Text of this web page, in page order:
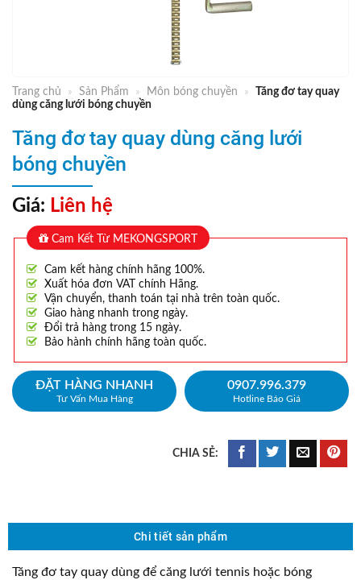
Trang chủ » Sản Phẩm » Môn bóng chuyền »
Tăng đơ tay quay
dùng căng lưới bóng chuyền
Tăng đơ tay quay dùng căng lưới
bóng chuyền
Giá: Liên hệ
Cam Kết Từ MEKONGSPORT
Cam kết hàng chính hãng 100%.
Xuất hóa đơn VAT chính Hãng.
Vận chuyển, thanh toán tại nhà trên toàn quốc.
Giao hàng nhanh trong ngày.
Đổi trả hàng trong 15 ngày.
Bảo hành chính hãng toàn quốc.
ĐẶT HÀNG NHANH
Tư Vấn Mua Hàng
0907.996.379
Hotline Báo Giá
Chi tiết sản phẩm
Tăng đơ tay quay dùng để căng lưới tennis hoặc bóng